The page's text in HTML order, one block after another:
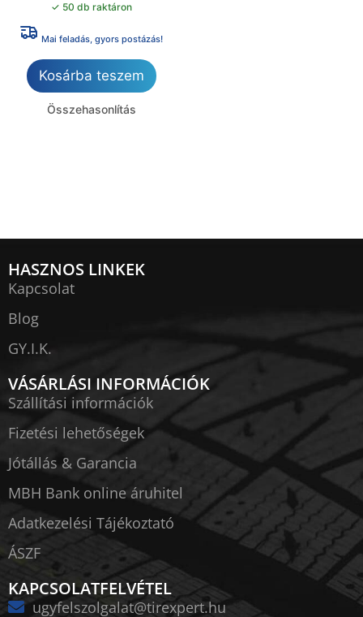
✓ 50 db raktáron
Mai feladás, gyors postázás!
Kosárba teszem
Összehasonlítás
HASZNOS LINKEK
Kapcsolat
Blog
GY.I.K.
VÁSÁRLÁSI INFORMÁCIÓK
Szállítási információk
Fizetési lehetőségek
Jótállás & Garancia
MBH Bank online áruhitel
Adatkezelési Tájékoztató
ÁSZF
KAPCSOLATFELVÉTEL
ugyfelszolgalat@tirexpert.hu